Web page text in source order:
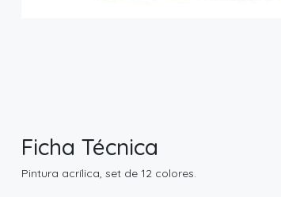
Ficha Técnica
Pintura acrílica, set de 12 colores.